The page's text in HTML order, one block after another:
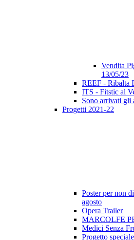
Vendita
13/05/23
REEF - Ribalta
ITS - Fitstic al
Sono arrivati gli
Progetti 2021-22
Poster per non
agosto
Opera Trailer
MARCOLFE
Medici Senza
Progetto